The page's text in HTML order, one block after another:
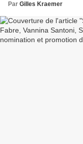
Par Gilles Kraemer